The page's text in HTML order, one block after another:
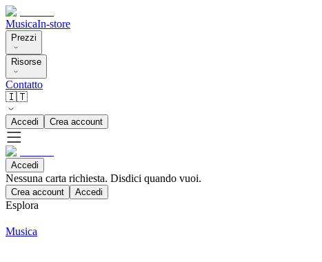
MusicaIn-store
Prezzi
Risorse
Contatto
🇮🇹
Accedi Crea account
Accedi
Nessuna carta richiesta. Disdici quando vuoi.
Crea account Accedi
Esplora
Musica